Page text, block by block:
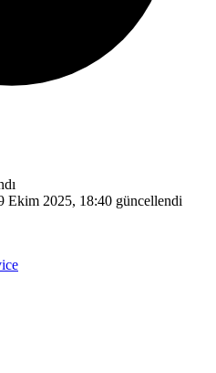
Ekim 2025, 18:40 güncellendi